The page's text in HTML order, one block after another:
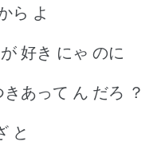
ら よ
好き にゃ のに
あって ん だろ ？
と